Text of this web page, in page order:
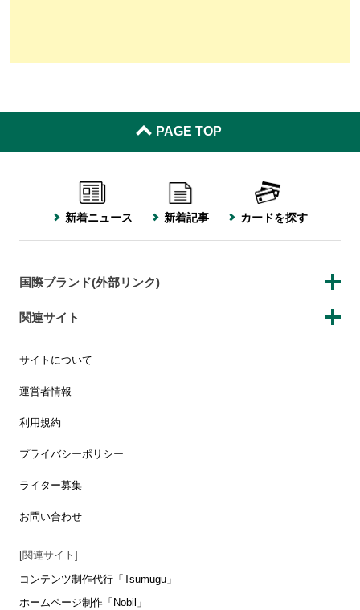
PAGE TOP
新着ニュース 新着記事 カードを探す
国際ブランド(外部リンク)
関連サイト
サイトについて
運営者情報
利用規約
プライバシーポリシー
ライター募集
お問い合わせ
[関連サイト]
コンテンツ制作代行「Tsumugu」
ホームページ制作「Nobil」